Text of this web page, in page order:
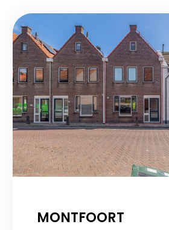
MONTFOORT